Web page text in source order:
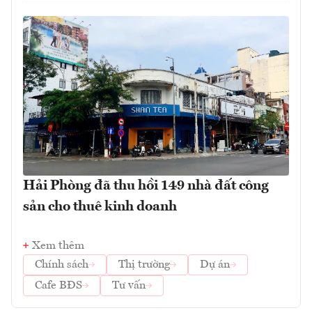
Hải Phòng đã thu hồi 149 nhà đất công
sản cho thuê kinh doanh
Xem thêm
Chính sách
Thị trường
Dự án
Cafe BĐS
Tư vấn